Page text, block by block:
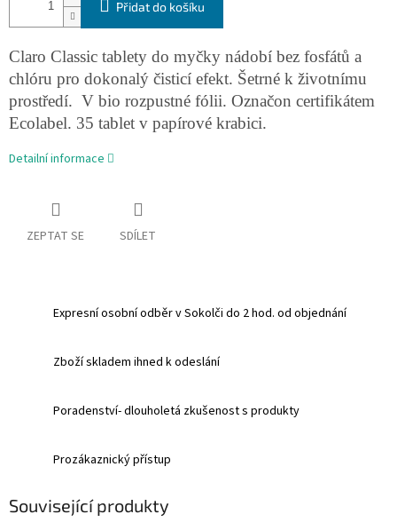
Přidat do košíku
Claro Classic tablety do myčky nádobí bez fosfátů a
chlóru pro dokonalý čisticí efekt. Šetrné k životnímu
prostředí. V bio rozpustné fólii. Označon certifikátem
Ecolabel. 35 tablet v papírové krabici.
Detailní informace
ZEPTAT SE SDÍLET
Expresní osobní odběr v Sokolči do 2 hod. od objednání
Zboží skladem ihned k odeslání
Poradenství- dlouholetá zkušenost s produkty
Prozákaznický přístup
Související produkty